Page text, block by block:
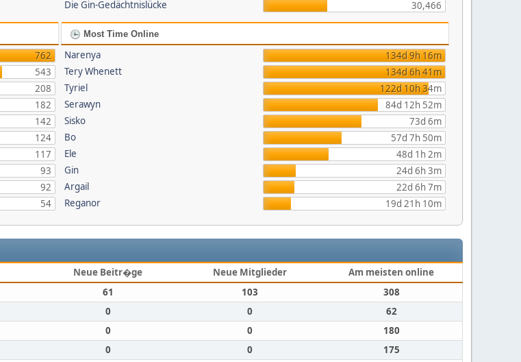
Die Gin-Gedächtnislücke 30,466
762
543
208
182
142
124
117
93
92
54
Most Time Online
Narenya
134d 9h 16m
Tery Whenett
134d 6h 41m
Tyriel
122d 10h 34m
Serawyn
84d 12h 52m
Sisko
73d 6m
Bo
57d 7h 50m
Ele
48d 1h 2m
Gin
24d 6h 3m
Argail
22d 6h 7m
Reganor
19d 21h 10m
Neue Beitr�ge Neue Mitglieder
Am meisten online
61 103
308
0 0
62
0 0
180
0 0
175